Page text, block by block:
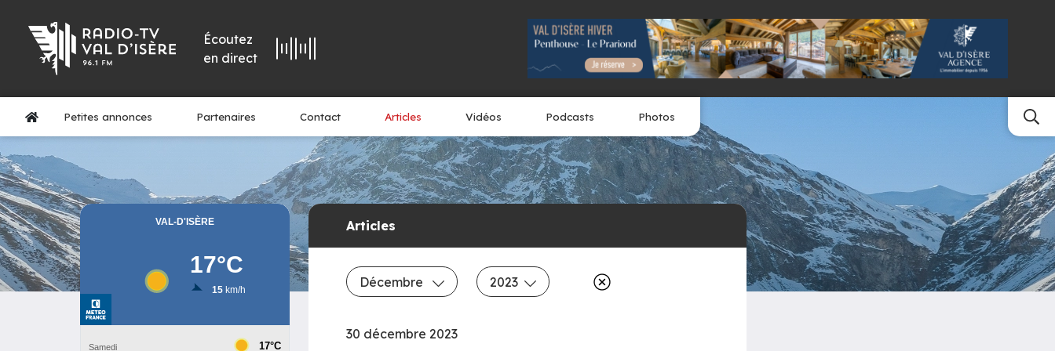
Écoutez
en direct
Petites annonces Partenaires Contact Articles Vidéos Podcasts Photos
Articles
Décembre 2023
30 décembre 2023